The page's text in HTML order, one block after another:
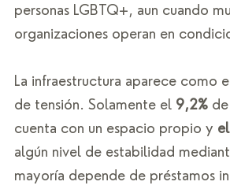
personas LGBTQ+, aun cuando
organizaciones operan en
La infraestructura aparece como
de tensión. Solamente el 9,2%
cuenta con un espacio propio y
algún nivel de estabilidad
mayoría depende de préstamos